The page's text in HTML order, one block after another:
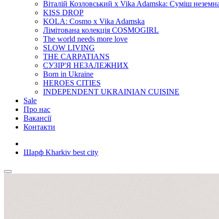
Віталій Козловський x Vika Adamska: Суміш
KISS DROP
KOLA: Cosmo x Vika Adamska
Лімітована колекція COSMOGIRL
The world needs more love
SLOW LIVING
THE CARPATIANS
СУЗІР'Я НЕЗАЛЕЖНИХ
Born in Ukraine
HEROES CITIES
INDEPENDENT UKRAINIAN CUISINE
Sale
Про нас
Вакансії
Контакти
Шарф Kharkiv best city